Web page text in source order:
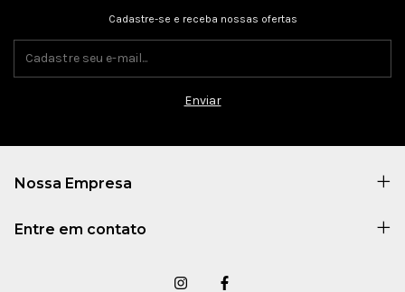
Cadastre-se e receba nossas ofertas
Nossa Empresa
Entre em contato